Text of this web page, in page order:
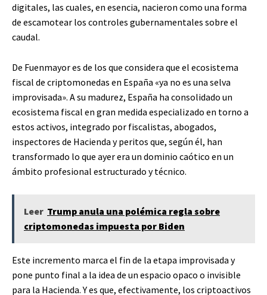
digitales, las cuales, en esencia, nacieron como una forma
de escamotear los controles gubernamentales sobre el
caudal.
De Fuenmayor es de los que considera que el ecosistema
fiscal de criptomonedas en España «ya no es una selva
improvisada». A su madurez, España ha consolidado un
ecosistema fiscal en gran medida especializado en torno a
estos activos, integrado por fiscalistas, abogados,
inspectores de Hacienda y peritos que, según él, han
transformado lo que ayer era un dominio caótico en un
ámbito profesional estructurado y técnico.
Leer Trump anula una polémica regla sobre
criptomonedas impuesta por Biden
Este incremento marca el fin de la etapa improvisada y
pone punto final a la idea de un espacio opaco o invisible
para la Hacienda. Y es que, efectivamente, los criptoactivos